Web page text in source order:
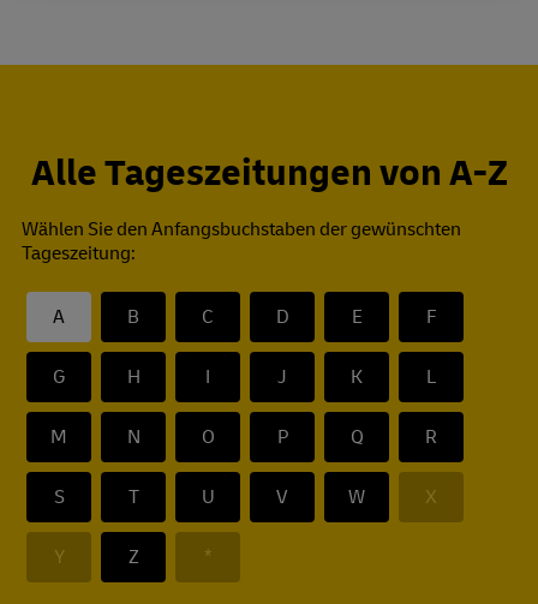
Alle Tageszeitungen von A-Z
Wählen Sie den Anfangsbuchstaben der gewünschten
Tageszeitung:
A B C D E F
G H I J K L
M N O P Q R
S T U V W X
Y Z *